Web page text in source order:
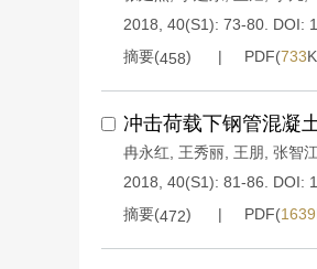
2018, 40(S1): 73-80. DOI:
摘要(458) PDF(733
冲击荷载下钢管混凝
冉永红 王秀丽 王朋 张智江
2018, 40(S1): 81-86.
DOI:
摘要(472) PDF(1639